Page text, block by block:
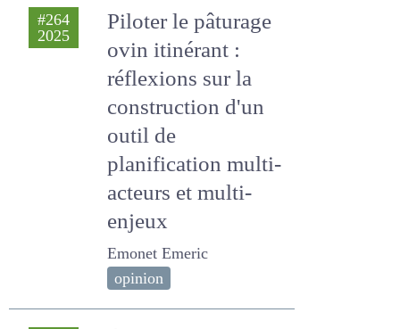
#264
Piloter le pâturage
ovin itinérant :
réflexions sur la
construction d'un
outil de
planification
multi-acteurs et
multi-enjeux
Emonet Emeric
opinion